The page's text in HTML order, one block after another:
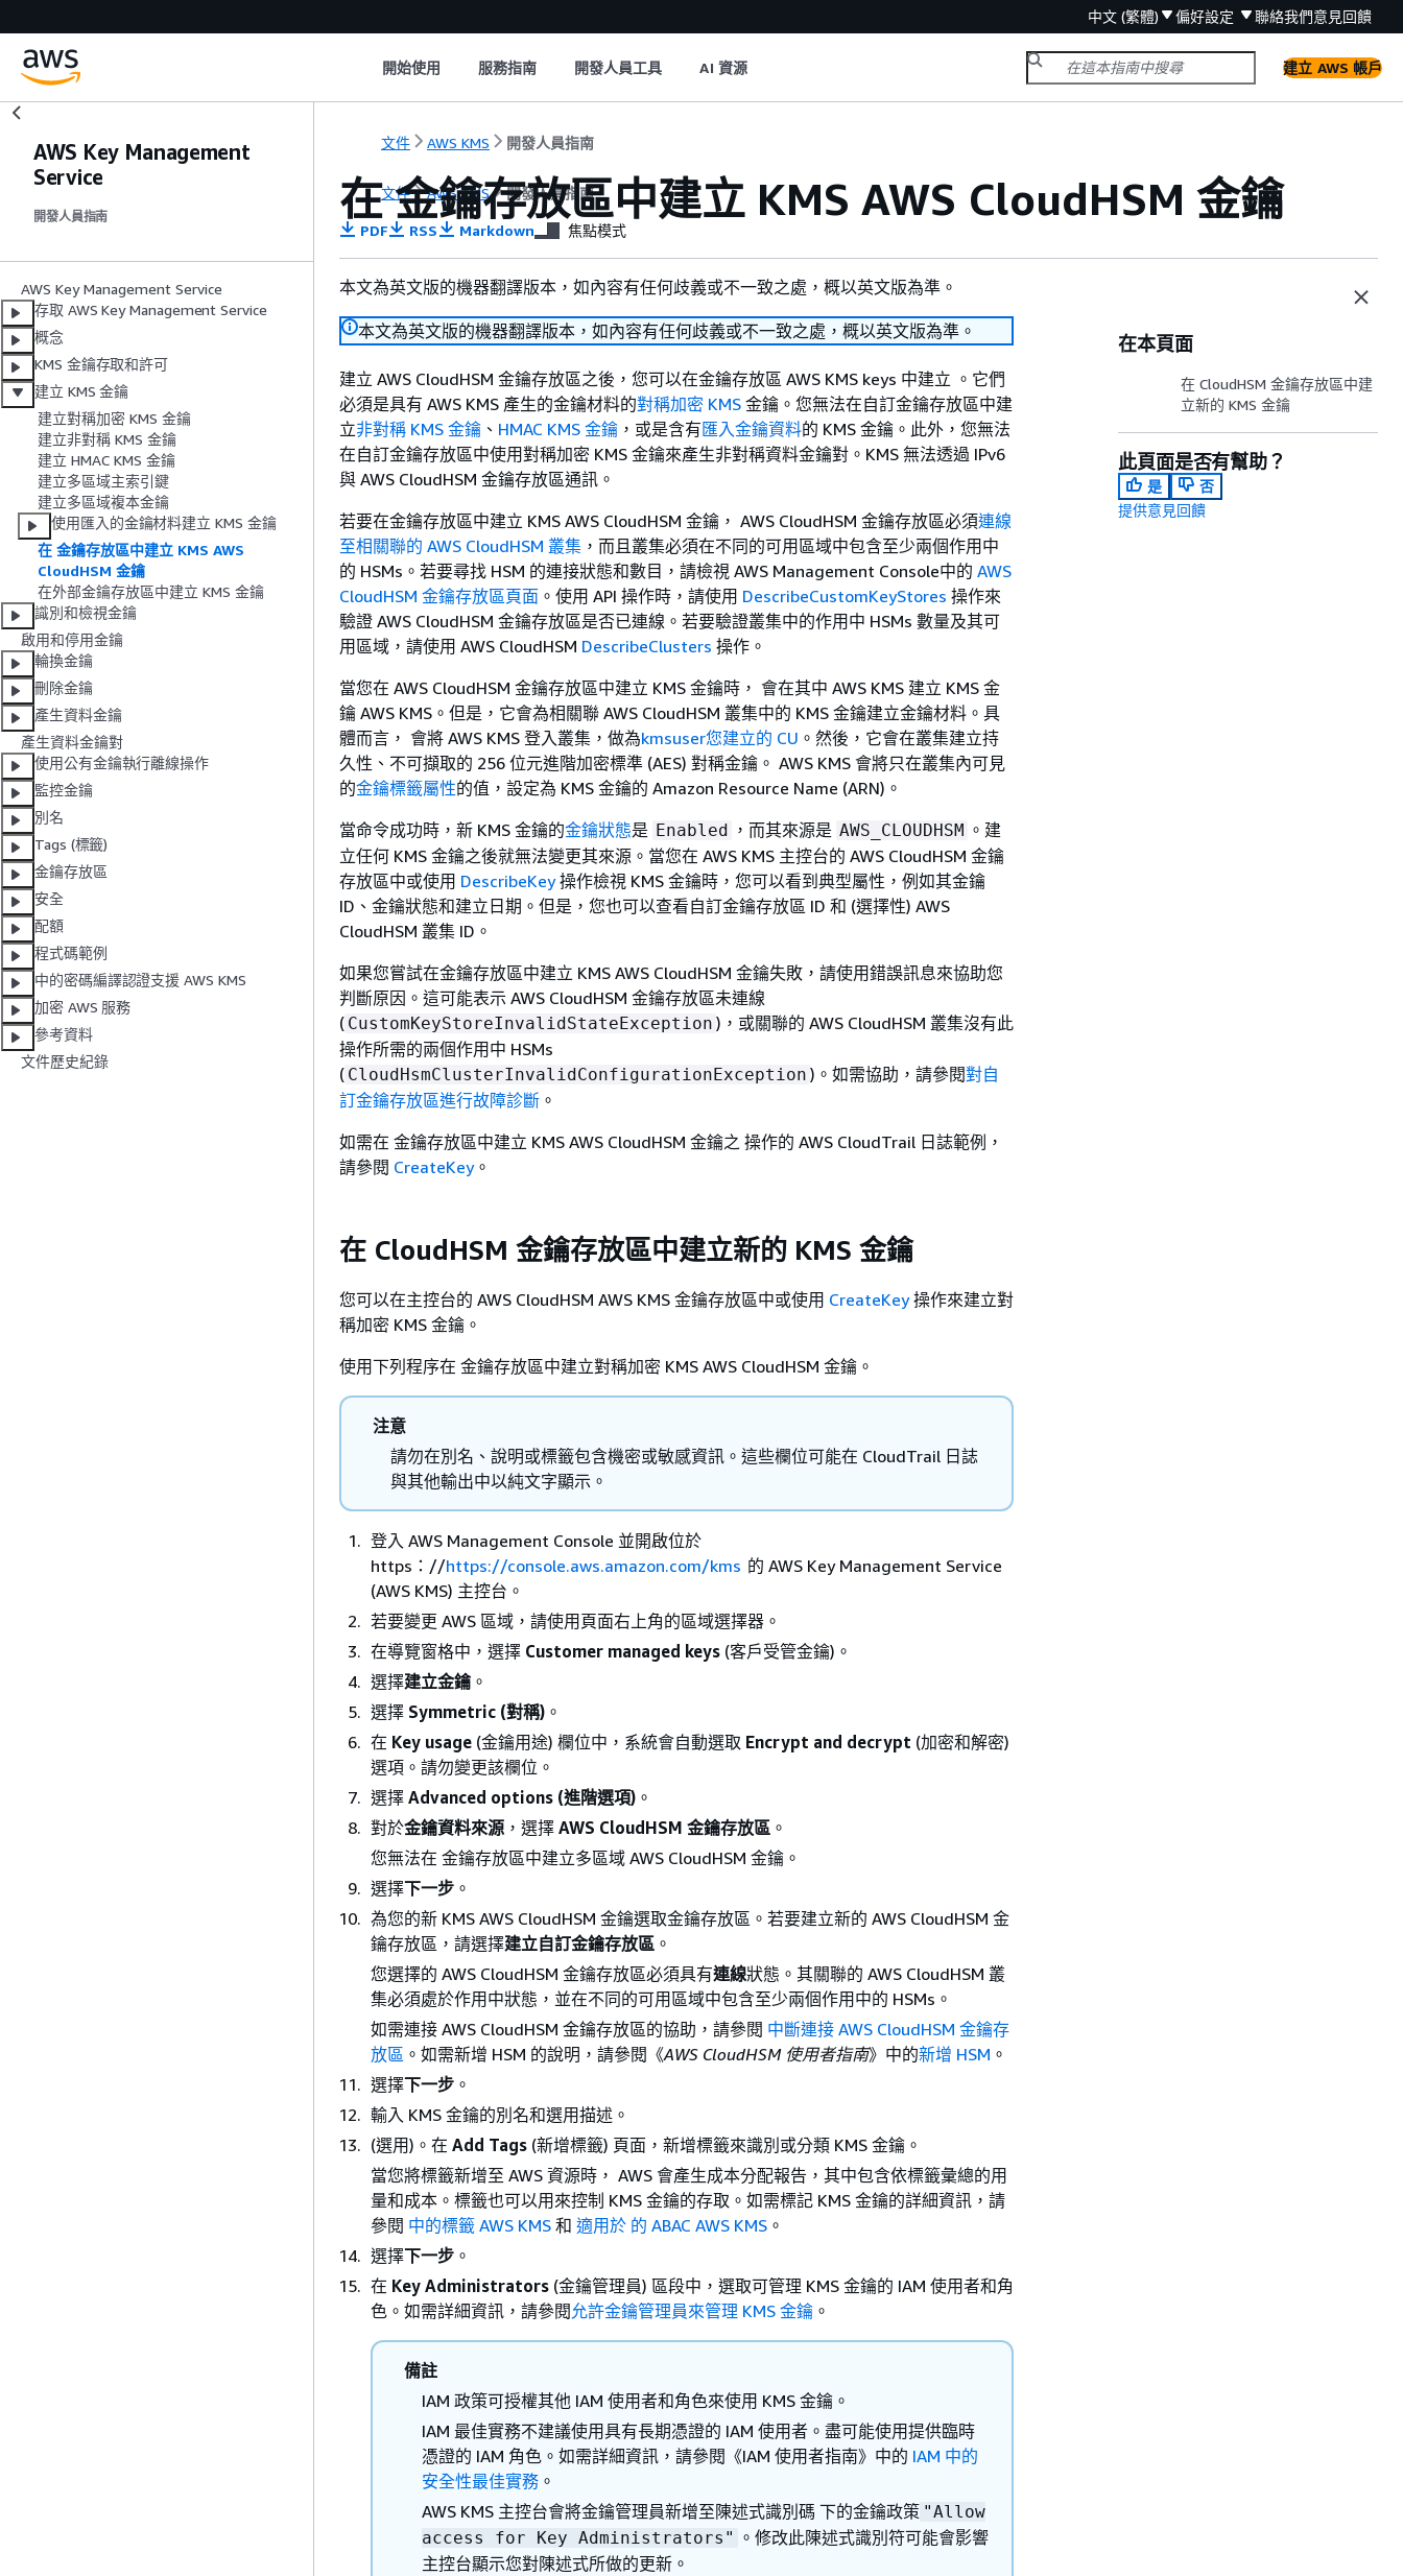
中文 (繁體) 偏好設定 聯絡我們意見回饋
開始使用 服務指南 開發人員工具 AI 資源 建立 AWS 帳戶
AWS Key Management
Service
開發人員指南
AWS Key Management Service
存取 AWS Key Management Service
概念
KMS 金鑰存取和許可
建立 KMS 金鑰
建立對稱加密 KMS 金鑰
建立非對稱 KMS 金鑰
建立 HMAC KMS 金鑰
建立多區域主索引鍵
建立多區域複本金鑰
使用匯入的金鑰材料建立 KMS 金鑰
在 金鑰存放區中建立 KMS AWS
CloudHSM 金鑰
在外部金鑰存放區中建立 KMS 金鑰
識別和檢視金鑰
啟用和停用金鑰
輪換金鑰
刪除金鑰
產生資料金鑰
產生資料金鑰對
使用公有金鑰執行離線操作
監控金鑰
別名
Tags (標籤)
金鑰存放區
安全
配額
程式碼範例
中的密碼編譯認證支援 AWS KMS
加密 AWS 服務
參考資料
文件歷史紀錄
文件 AWS KMS 開發人員指南
文件 AWS KMS 開發人員指南
在 金鑰存放區中建立 KMS AWS CloudHSM 金鑰
PDF RSS Markdown 焦點模式
本文為英文版的機器翻譯版本，如內容有任何歧義或不一致之處，概以英文版為準。
本文為英文版的機器翻譯版本，如內容有任何歧義或不一致之處，概以英文版為準。
建立 AWS CloudHSM 金鑰存放區之後，您可以在金鑰存放區 AWS KMS keys 中建立 。它們
必須是具有 AWS KMS 產生的金鑰材料的對稱加密 KMS 金鑰。您無法在自訂金鑰存放區中建
立非對稱 KMS 金鑰 、 HMAC KMS 金鑰 ，或是含有匯入金鑰資料的 KMS 金鑰。此外，您無法
在自訂金鑰存放區中使用對稱加密 KMS 金鑰來產生非對稱資料金鑰對。KMS 無法透過 IPv6
與 AWS CloudHSM 金鑰存放區通訊。
若要在金鑰存放區中建立 KMS AWS CloudHSM 金鑰， AWS CloudHSM 金鑰存放區必須連線
至相關聯的 AWS CloudHSM 叢集 ，而且叢集必須在不同的可用區域中包含至少兩個作用中
的 HSMs。若要尋找 HSM 的連接狀態和數目，請檢視 AWS Management Console中的 AWS
CloudHSM 金鑰存放區頁面 。使用 API 操作時，請使用 DescribeCustomKeyStores 操作來
驗證 AWS CloudHSM 金鑰存放區是否已連線。若要驗證叢集中的作用中 HSMs 數量及其可
用區域，請使用 AWS CloudHSM DescribeClusters 操作。
當您在 AWS CloudHSM 金鑰存放區中建立 KMS 金鑰時， 會在其中 AWS KMS 建立 KMS 金
鑰 AWS KMS。但是，它會為相關聯 AWS CloudHSM 叢集中的 KMS 金鑰建立金鑰材料。具
體而言， 會將 AWS KMS 登入叢集，做為kmsuser您建立的 CU 。然後，它會在叢集建立持
久性、不可擷取的 256 位元進階加密標準 (AES) 對稱金鑰。 AWS KMS 會將只在叢集內可見
的金鑰標籤屬性的值，設定為 KMS 金鑰的 Amazon Resource Name (ARN)。
當命令成功時，新 KMS 金鑰的金鑰狀態是 Enabled ，而其來源是 AWS_CLOUDHSM 。建
立任何 KMS 金鑰之後就無法變更其來源。當您在 AWS KMS 主控台的 AWS CloudHSM 金鑰
存放區中或使用 DescribeKey操作檢視 KMS 金鑰時，您可以看到典型屬性，例如其金鑰
ID、金鑰狀態和建立日期。但是，您也可以查看自訂金鑰存放區 ID 和 (選擇性) AWS
CloudHSM 叢集 ID。
如果您嘗試在金鑰存放區中建立 KMS AWS CloudHSM 金鑰失敗，請使用錯誤訊息來協助您
判斷原因。這可能表示 AWS CloudHSM 金鑰存放區未連線
( CustomKeyStoreInvalidStateException )，或關聯的 AWS CloudHSM 叢集沒有此
操作所需的兩個作用中 HSMs
( CloudHsmClusterInvalidConfigurationException )。如需協助，請參閱對自
訂金鑰存放區進行故障診斷 。
如需在 金鑰存放區中建立 KMS AWS CloudHSM 金鑰之 操作的 AWS CloudTrail 日誌範例，
請參閱 CreateKey。
在 CloudHSM 金鑰存放區中建立新的 KMS 金鑰
您可以在主控台的 AWS CloudHSM AWS KMS 金鑰存放區中或使用 CreateKey操作來建立對
稱加密 KMS 金鑰。
使用下列程序在 金鑰存放區中建立對稱加密 KMS AWS CloudHSM 金鑰。
注意
請勿在別名、說明或標籤包含機密或敏感資訊。這些欄位可能在 CloudTrail 日誌
與其他輸出中以純文字顯示。
登入 AWS Management Console 並開啟位於
https：//https://console.aws.amazon.com/kms 的 AWS Key Management Service
(AWS KMS) 主控台。
若要變更 AWS 區域，請使用頁面右上角的區域選擇器。
在導覽窗格中，選擇 Customer managed keys (客戶受管金鑰)。
選擇建立金鑰 。
選擇 Symmetric (對稱) 。
在 Key usage (金鑰用途) 欄位中，系統會自動選取 Encrypt and decrypt (加密和解密)
選項。請勿變更該欄位。
選擇 Advanced options (進階選項) 。
對於金鑰資料來源 ，選擇 AWS CloudHSM 金鑰存放區 。
您無法在 金鑰存放區中建立多區域 AWS CloudHSM 金鑰。
選擇下一步 。
為您的新 KMS AWS CloudHSM 金鑰選取金鑰存放區。若要建立新的 AWS CloudHSM 金
鑰存放區，請選擇建立自訂金鑰存放區 。
您選擇的 AWS CloudHSM 金鑰存放區必須具有連線狀態。其關聯的 AWS CloudHSM 叢
集必須處於作用中狀態，並在不同的可用區域中包含至少兩個作用中的 HSMs。
如需連接 AWS CloudHSM 金鑰存放區的協助，請參閱 中斷連接 AWS CloudHSM 金鑰存
放區 。如需新增 HSM 的說明，請參閱《AWS CloudHSM 使用者指南》中的新增 HSM 。
選擇下一步 。
輸入 KMS 金鑰的別名和選用描述。
(選用)。在 Add Tags (新增標籤) 頁面，新增標籤來識別或分類 KMS 金鑰。
當您將標籤新增至 AWS 資源時， AWS 會產生成本分配報告，其中包含依標籤彙總的用
量和成本。標籤也可以用來控制 KMS 金鑰的存取。如需標記 KMS 金鑰的詳細資訊，請
參閱 中的標籤 AWS KMS 和 適用於 的 ABAC AWS KMS 。
選擇下一步 。
在 Key Administrators (金鑰管理員) 區段中，選取可管理 KMS 金鑰的 IAM 使用者和角
色。如需詳細資訊，請參閱允許金鑰管理員來管理 KMS 金鑰 。
備註
IAM 政策可授權其他 IAM 使用者和角色來使用 KMS 金鑰。
IAM 最佳實務不建議使用具有長期憑證的 IAM 使用者。盡可能使用提供臨時
憑證的 IAM 角色。如需詳細資訊，請參閱《IAM 使用者指南》 中的 IAM 中的
安全性最佳實務 。
AWS KMS 主控台會將金鑰管理員新增至陳述式識別碼 下的金鑰政策 "Allow
access for Key Administrators" 。修改此陳述式識別符可能會影響
主控台顯示您對陳述式所做的更新。
在本頁面
在 CloudHSM 金鑰存放區中建
立新的 KMS 金鑰
此頁面是否有幫助？
是
否
提供意見回饋